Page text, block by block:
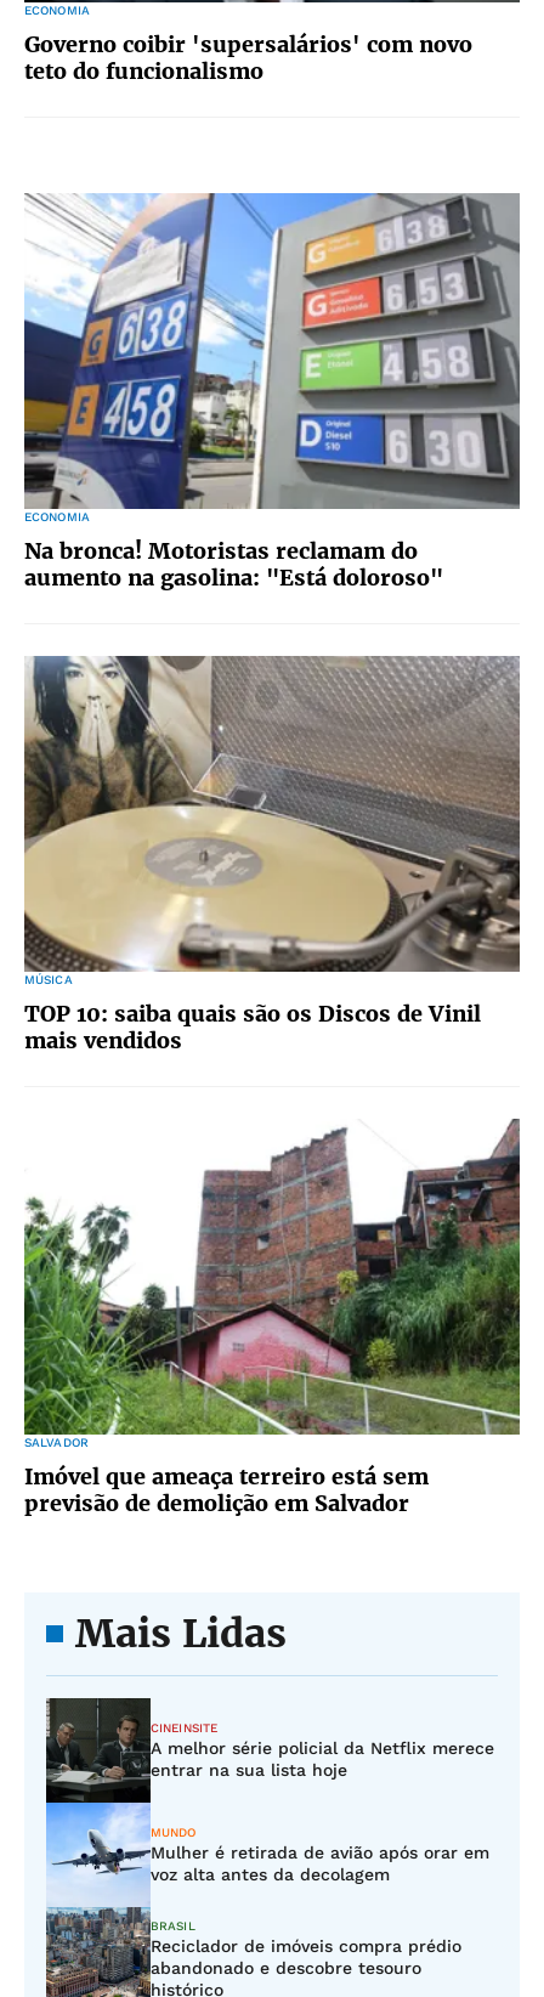
ECONOMIA
Governo coibir 'supersalários' com novo
teto do funcionalismo
ECONOMIA
Na bronca! Motoristas reclamam do
aumento na gasolina: "Está doloroso"
MÚSICA
TOP 10: saiba quais são os Discos de Vinil
mais vendidos
SALVADOR
Imóvel que ameaça terreiro está sem
previsão de demolição em Salvador
Mais Lidas
CINEINSITE
A melhor série policial da Netflix merece
entrar na sua lista hoje
MUNDO
Mulher é retirada de avião após orar em
voz alta antes da decolagem
BRASIL
Reciclador de imóveis compra prédio
abandonado e descobre tesouro
histórico